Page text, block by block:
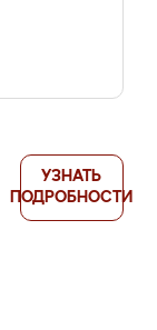
УЗНАТЬ
ПОДРОБНОСТИ